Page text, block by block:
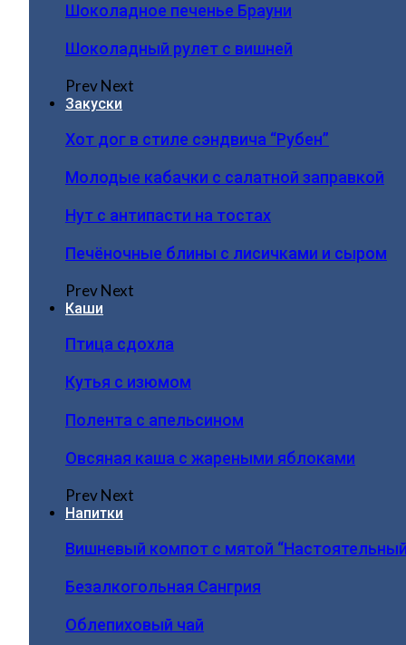
Шоколадное печенье Брауни
Шоколадный рулет с вишней
PrevNext
Закуски
Хот дог в стиле сэндвича “Рубен”
Молодые кабачки с салатной заправкой
Нут с антипасти на тостах
Печёночные блины с лисичками и сыром
PrevNext
Каши
Птица сдохла
Кутья с изюмом
Полента с апельсином
Овсяная каша с жареными яблоками
PrevNext
Напитки
Вишневый компот с мятой
Безалкогольная Сангрия
Облепиховый чай